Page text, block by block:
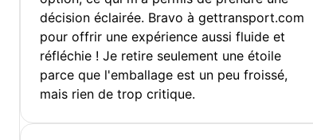
décision éclairée. Bravo à gettransport.com
pour offrir une expérience aussi fluide et
réfléchie ! Je retire seulement une étoile
parce que l'emballage est un peu froissé,
mais rien de trop critique.